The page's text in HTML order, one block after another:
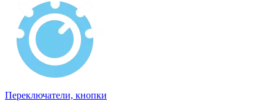
Переключатели, кнопки